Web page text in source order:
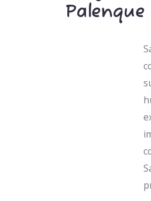
Palenque